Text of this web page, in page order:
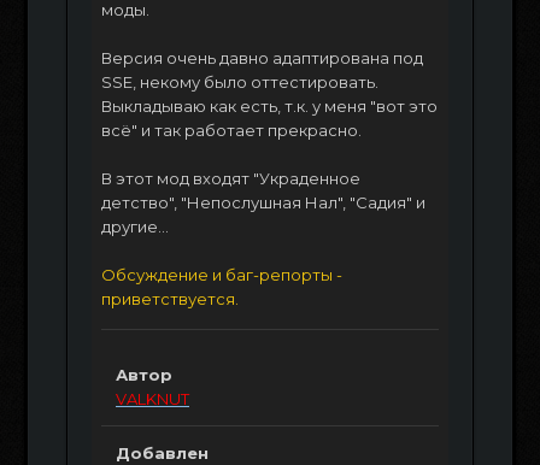
моды.
Версия очень давно адаптирована под
SSE, некому было оттестировать.
Выкладываю как есть, т.к. у меня "вот это
всё" и так работает прекрасно.
В этот мод входят "Украденное
детство", "Непослушная Нал", "Садия" и
другие...
Обсуждение и баг-репорты -
приветствуется.
Автор
VALKNUT
Добавлен